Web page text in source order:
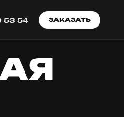
53 54 ЗАКАЗАТЬ